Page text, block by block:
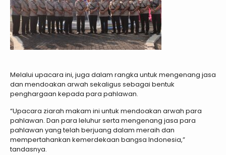
Melalui upacara ini, juga dalam rangka untuk mengenang jasa
dan mendoakan arwah sekaligus sebagai bentuk
penghargaan kepada para pahlawan.
“Upacara ziarah makam ini untuk mendoakan arwah para
pahlawan. Dan para leluhur serta mengenang jasa para
pahlawan yang telah berjuang dalam meraih dan
mempertahankan kemerdekaan bangsa Indonesia,”
tandasnya.